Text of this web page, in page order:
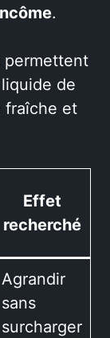
.
permettent
liquide de
fraîche et
Effet
recherché
Agrandir
sans
surcharger